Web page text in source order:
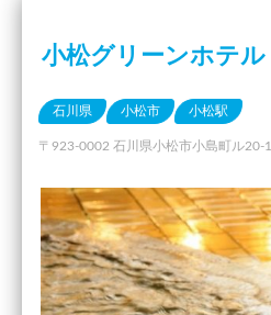
小松グリーンホテル
石川県 小松市 小松駅
〒923-0002 石川県小松市小島町ル20-1